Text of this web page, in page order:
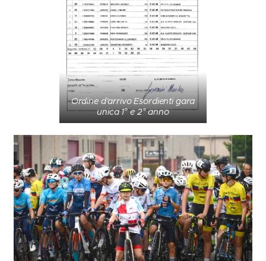
Ordine d'arrivo Esordienti gara
unica 1° e 2° anno